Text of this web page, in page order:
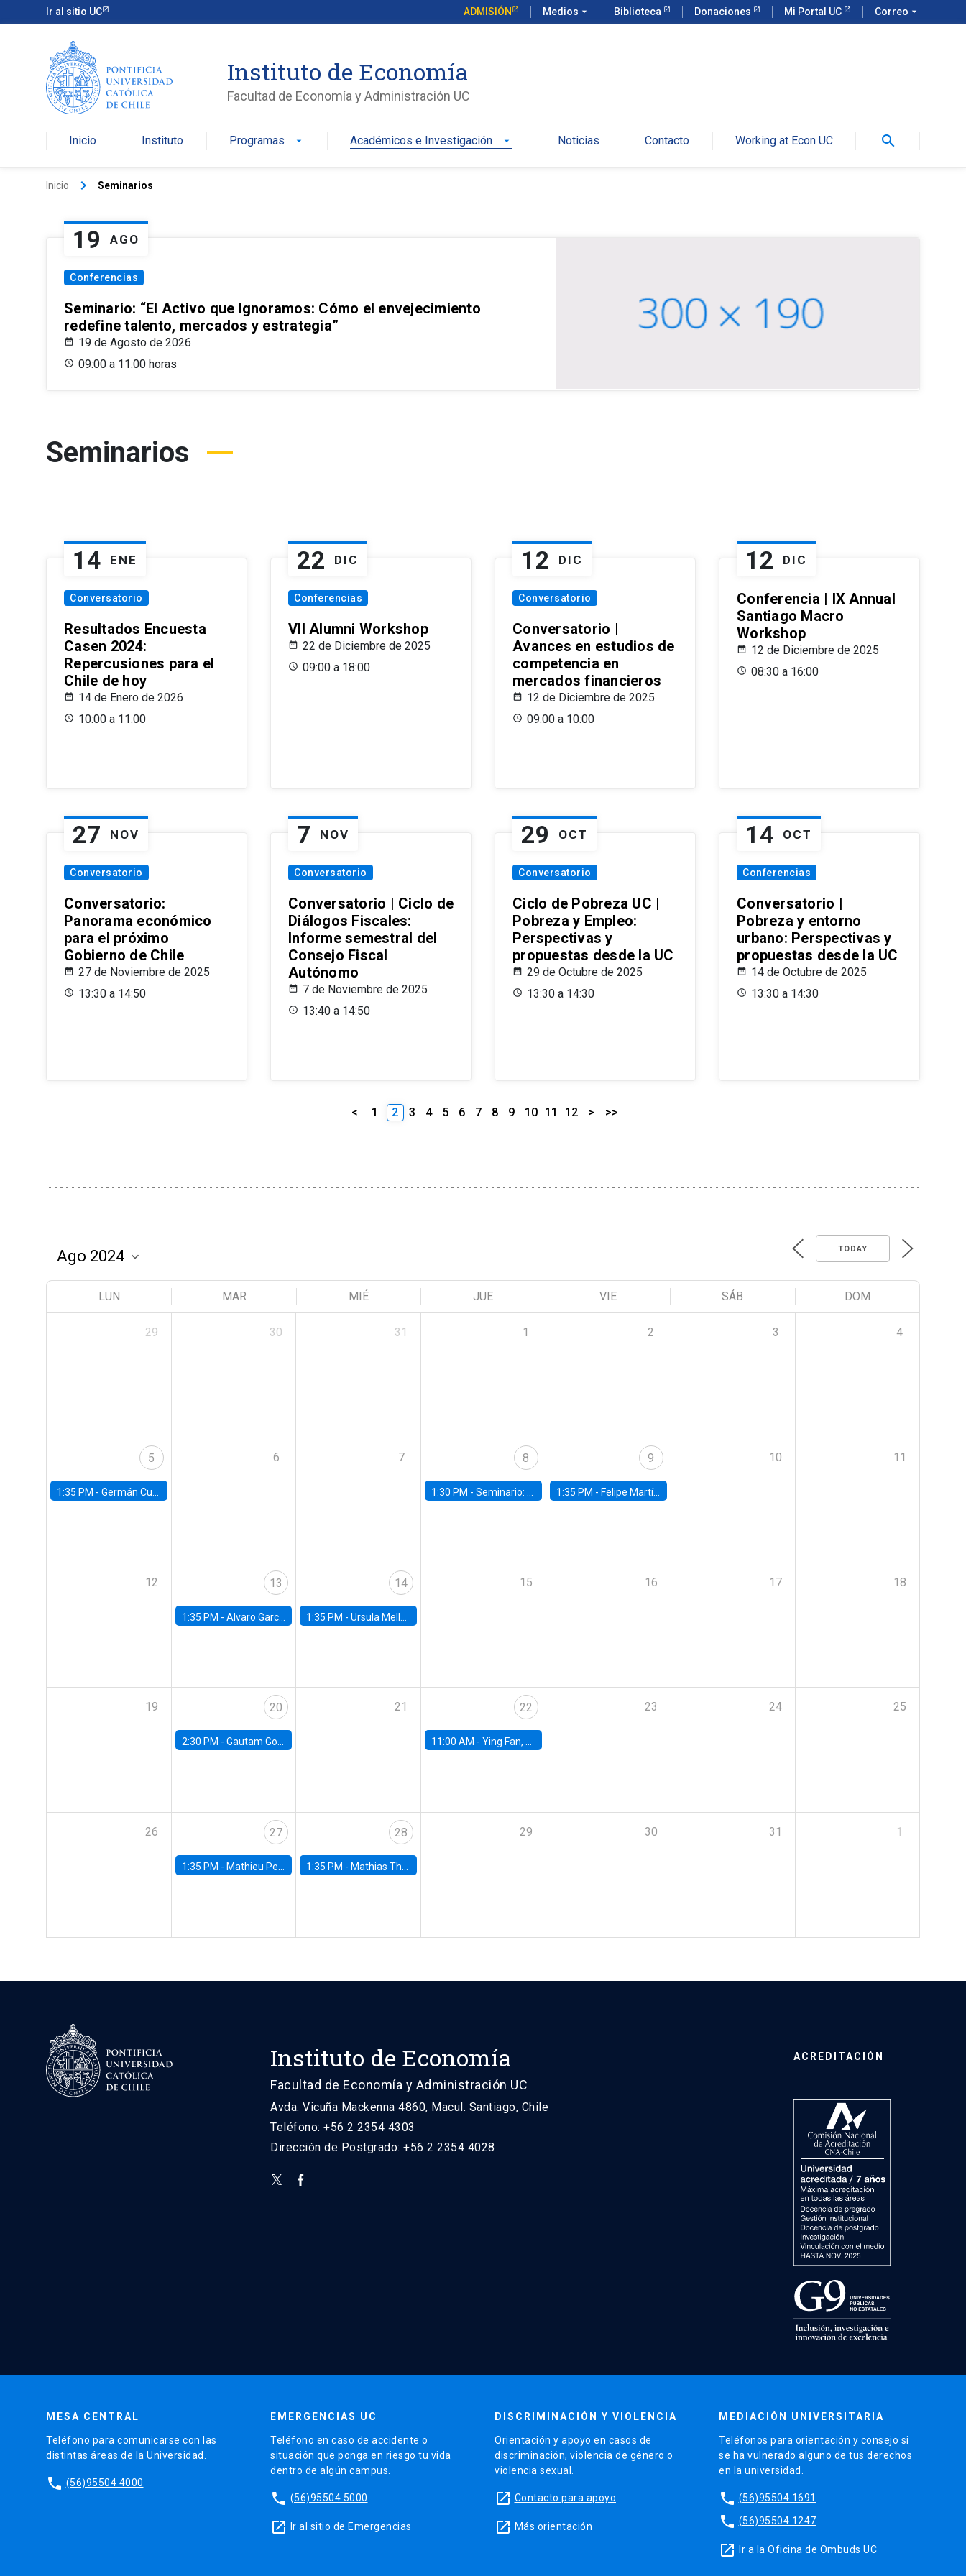
Ir al sitio UC ADMISIÓN Medios arrow_drop_down Biblioteca Donaciones Mi Portal UC Correo arrow_drop_down
Instituto de Economía
Facultad de Economía y Administración UC
Inicio Instituto Programas arrow_drop_down Académicos e Investigación arrow_drop_down Noticias Contacto Working at Econ UC search
Inicio keyboard_arrow_right Seminarios
19 AGO
Conferencias
Seminario: “El Activo que Ignoramos: Cómo el envejecimiento
redefine talento, mercados y estrategia”
19 de Agosto de 2026
09:00 a 11:00 horas
Seminarios
14 ENE
Conversatorio
Resultados Encuesta
Casen 2024:
Repercusiones para el
Chile de hoy
14 de Enero de 2026
10:00 a 11:00
22 DIC
Conferencias
VII Alumni Workshop
22 de Diciembre de 2025
09:00 a 18:00
12 DIC
Conversatorio
Conversatorio |
Avances en estudios de
competencia en
mercados financieros
12 de Diciembre de 2025
09:00 a 10:00
12 DIC
Conferencia | IX Annual
Santiago Macro
Workshop
12 de Diciembre de 2025
08:30 a 16:00
27 NOV
Conversatorio
Conversatorio:
Panorama económico
para el próximo
Gobierno de Chile
27 de Noviembre de 2025
13:30 a 14:50
7 NOV
Conversatorio
Conversatorio | Ciclo de
Diálogos Fiscales:
Informe semestral del
Consejo Fiscal
Autónomo
7 de Noviembre de 2025
13:40 a 14:50
29 OCT
Conversatorio
Ciclo de Pobreza UC |
Pobreza y Empleo:
Perspectivas y
propuestas desde la UC
29 de Octubre de 2025
13:30 a 14:30
14 OCT
Conferencias
Conversatorio |
Pobreza y entorno
urbano: Perspectivas y
propuestas desde la UC
14 de Octubre de 2025
13:30 a 14:30
< 1 2 3 4 5 6 7 8 9 10 11 12 > >>
TODAY
LUN MAR MIÉ JUE VIE SÁB DOM
29 30 31 1 2 3 4
5
1:35 PM - Germán Cubas, University of Houston
6 7 8
1:30 PM -Seminario: “Recuperando la humanidad para progresar en la era de la IA»
9
1:35 PM - Felipe Martínez, alumno Doctorado en Economía UC
10 11
12 13
1:35 PM - Alvaro Garcia-Marin, Universidad de Los Andes
14
1:35 PM -Ursula Mello, Insper - Institute of Education and Research
15 16 17 18
19 20
2:30 PM - Gautam Gowrisankaran, Columbia University
21 22
11:00 AM -Ying Fan, University of Michigan
23 24 25
26 27
1:35 PM - Mathieu Pedemonte, IDB
28
1:35 PM - Mathias Thoenig, University of Lausanne
29 30 31 1
Instituto de Economía
Facultad de Economía y Administración UC
Avda. Vicuña Mackenna 4860, Macul. Santiago, Chile
Teléfono: +56 2 2354 4303
Dirección de Postgrado: +56 2 2354 4028
ACREDITACIÓN
MESA CENTRAL
Teléfono para comunicarse con las
distintas áreas de la Universidad.
phone (56)95504 4000
EMERGENCIAS UC
Teléfono en caso de accidente o
situación que ponga en riesgo tu vida
dentro de algún campus.
phone (56)95504 5000
launch Ir al sitio de Emergencias
DISCRIMINACIÓN Y VIOLENCIA
Orientación y apoyo en casos de
discriminación, violencia de género o
violencia sexual.
launch Contacto para apoyo
launch Más orientación
MEDIACIÓN UNIVERSITARIA
Teléfonos para orientación y consejo si
se ha vulnerado alguno de tus derechos
en la universidad.
phone (56)95504 1691
phone (56)95504 1247
launch Ir a la Oficina de Ombuds UC